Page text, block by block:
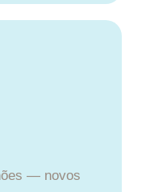
— novos